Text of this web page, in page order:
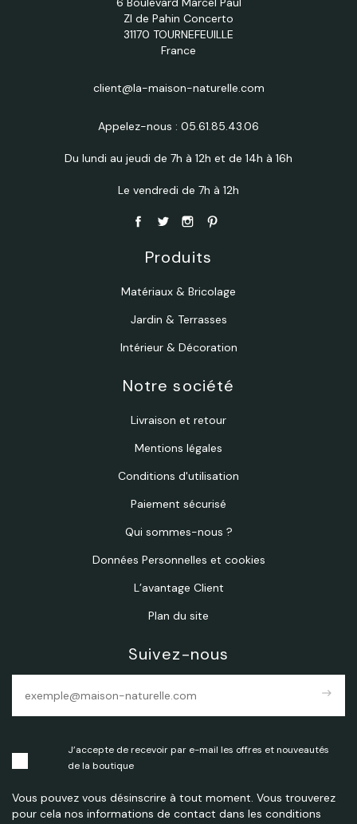
ZI de Pahin Concerto
31170 TOURNEFEUILLE
France
client@la-maison-naturelle.com
Appelez-nous : 05.61.85.43.06
Du lundi au jeudi de 7h à 12h et de 14h à 16h
Le vendredi de 7h à 12h
Produits
Matériaux & Bricolage
Jardin & Terrasses
Intérieur & Décoration
Notre société
Livraison et retour
Mentions légales
Conditions d'utilisation
Paiement sécurisé
Qui sommes-nous ?
Données Personnelles et cookies
L’avantage Client
Plan du site
Suivez-nous
east
J’accepte de recevoir par e-mail les offres et nouveautés
de la boutique
Vous pouvez vous désinscrire à tout moment. Vous trouverez
pour cela nos informations de contact dans les conditions